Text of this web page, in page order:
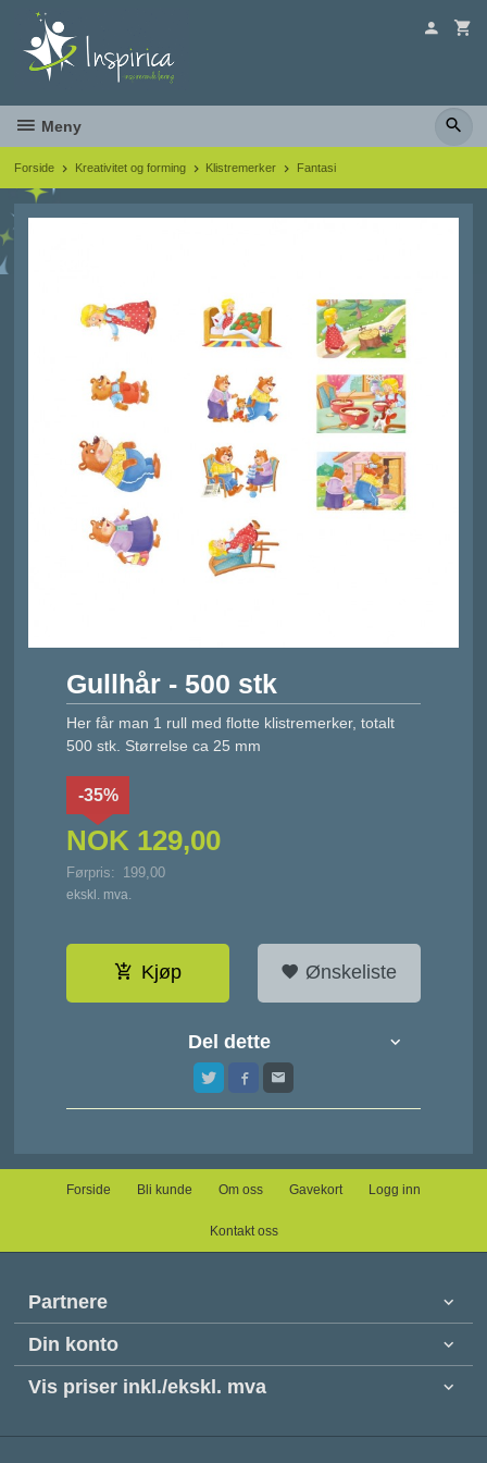
innholdet
Meny
Forside Kreativitet og forming Klistremerker Fantasi
Gullhår - 500 stk
Her får man 1 rull med flotte klistremerker, totalt
500 stk. Størrelse ca 25 mm
NOK 129,00
Førpris: 199,00
Rabatt
-35%
ekskl. mva.
Kjøp Ønskeliste
Del dette
Forside Bli kunde Om oss Gavekort Logg inn
Kontakt oss
Partnere
Din konto
Vis priser inkl./ekskl. mva